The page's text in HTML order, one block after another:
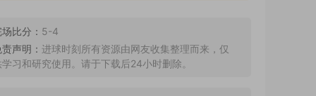
比分： 5-4
声明： 进球时刻所有资源由网友收集整理而来，仅
习和研究使用。请于下载后24小时删除。